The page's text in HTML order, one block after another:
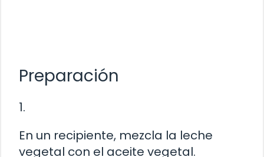
Preparación
1.
En un recipiente, mezcla la leche
vegetal con el aceite vegetal.